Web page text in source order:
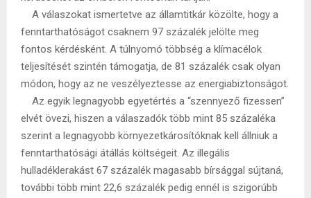
A válaszokat ismertetve az államtitkár közölte, hogy a
fenntarthatóságot csaknem 97 százalék jelölte meg
fontos kérdésként. A túlnyomó többség a klímacélok
teljesítését szintén támogatja, de 81 százalék csak olyan
módon, hogy az ne veszélyeztesse az energiabiztonságot.
Az egyik legnagyobb egyetértés a “szennyező fizessen”
elvét övezi, hiszen a válaszadók több mint 85 százaléka
szerint a legnagyobb környezetkárosítóknak kell állniuk a
fenntarthatósági átállás költségeit. Az illegális
hulladéklerakást 67 százalék magasabb bírsággal sújtaná,
további több mint 22,6 százalék pedig ennél is szigorúbb